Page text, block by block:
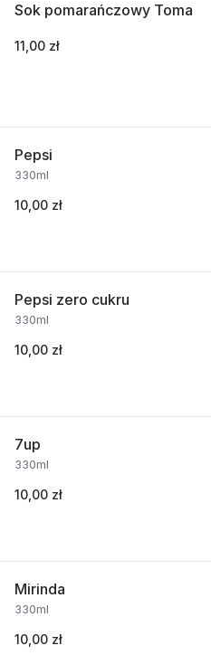
Sok pomarańczowy Toma
11,00 zł
Pepsi
330ml
10,00 zł
Pepsi zero cukru
330ml
10,00 zł
7up
330ml
10,00 zł
Mirinda
330ml
10,00 zł